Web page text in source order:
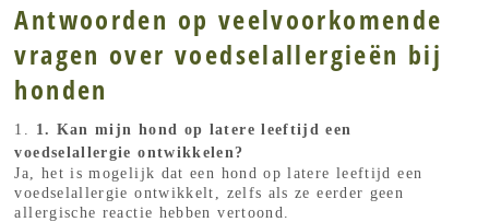
Antwoorden op veelvoorkomende
vragen over voedselallergieën bij
honden
1. Kan mijn hond op latere leeftijd een
voedselallergie ontwikkelen?
Ja, het is mogelijk dat een hond op latere leeftijd een
voedselallergie ontwikkelt, zelfs als ze eerder geen
allergische reactie hebben vertoond.